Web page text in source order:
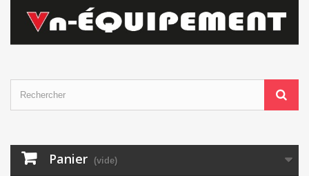
Panier (vide)